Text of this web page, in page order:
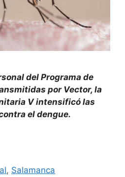
del Programa de
por Vector, la
V intensificó las
el dengue.
, Salamanca